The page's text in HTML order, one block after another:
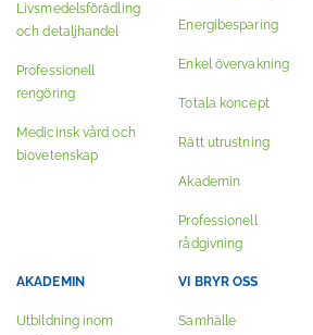
Livsmedelsförädling
och detaljhandel
Professionell
rengöring
Medicinsk vård och
biovetenskap
Energibesparing
Enkel övervakning
Totala koncept
Rätt utrustning
Akademin
Professionell
rådgivning
AKADEMIN
Utbildning inom
VI BRYR OSS
Samhälle